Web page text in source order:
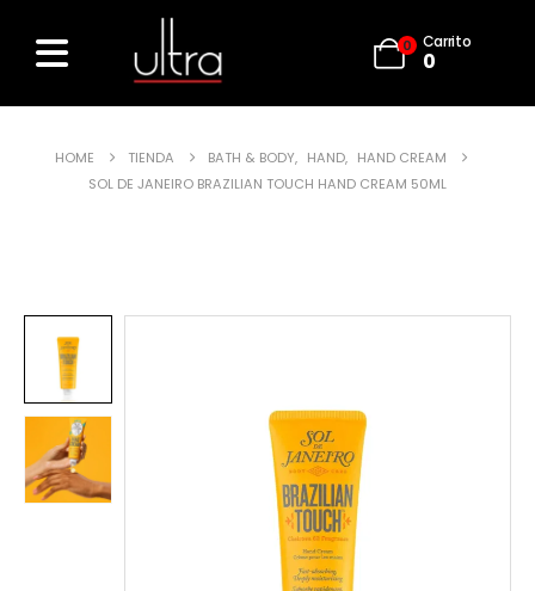
0 Carrito
0
HOME TIENDA BATH & BODY, HAND, HAND CREAM
SOL DE JANEIRO BRAZILIAN TOUCH HAND CREAM 50ML